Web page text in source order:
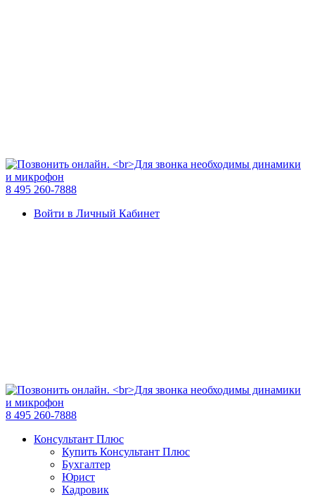
8 495 260-7888
Войти в Личный Кабинет
8 495 260-7888
Консультант Плюс
Купить Консультант Плюс
Бухгалтер
Юрист
Кадровик